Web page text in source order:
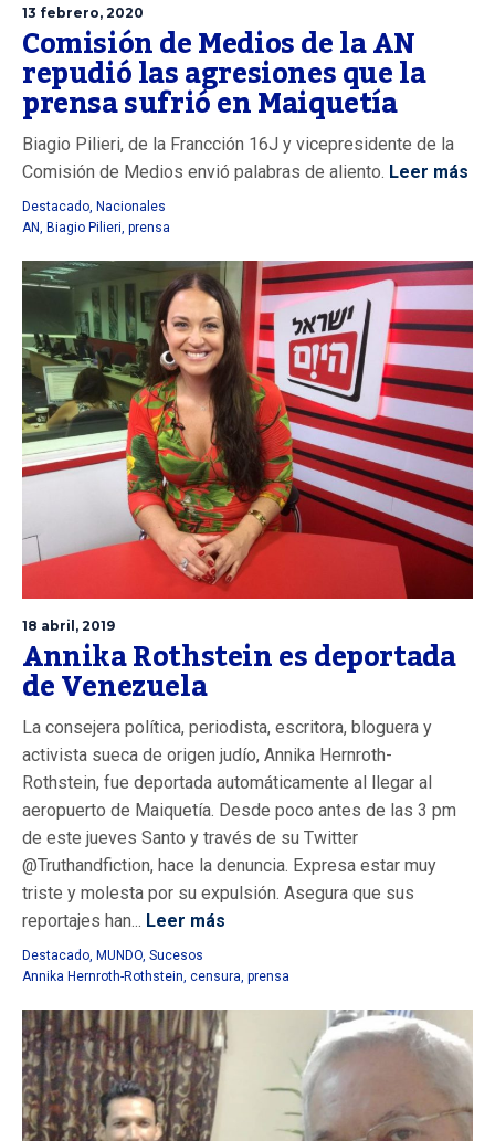
13 febrero, 2020
Comisión de Medios de la AN
repudió las agresiones que la
prensa sufrió en Maiquetía
Biagio Pilieri, de la Francción 16J y vicepresidente de la
Comisión de Medios envió palabras de aliento. Leer más
Destacado Nacionales
AN Biagio Pilieri prensa
18 abril, 2019
Annika Rothstein es deportada
de Venezuela
La consejera política, periodista, escritora, bloguera y
activista sueca de origen judío, Annika Hernroth-
Rothstein, fue deportada automáticamente al llegar al
aeropuerto de Maiquetía. Desde poco antes de las 3 pm
de este jueves Santo y través de su Twitter
@Truthandfiction, hace la denuncia. Expresa estar muy
triste y molesta por su expulsión. Asegura que sus
reportajes han... Leer más
Destacado MUNDO Sucesos
Annika Hernroth-Rothstein censura prensa